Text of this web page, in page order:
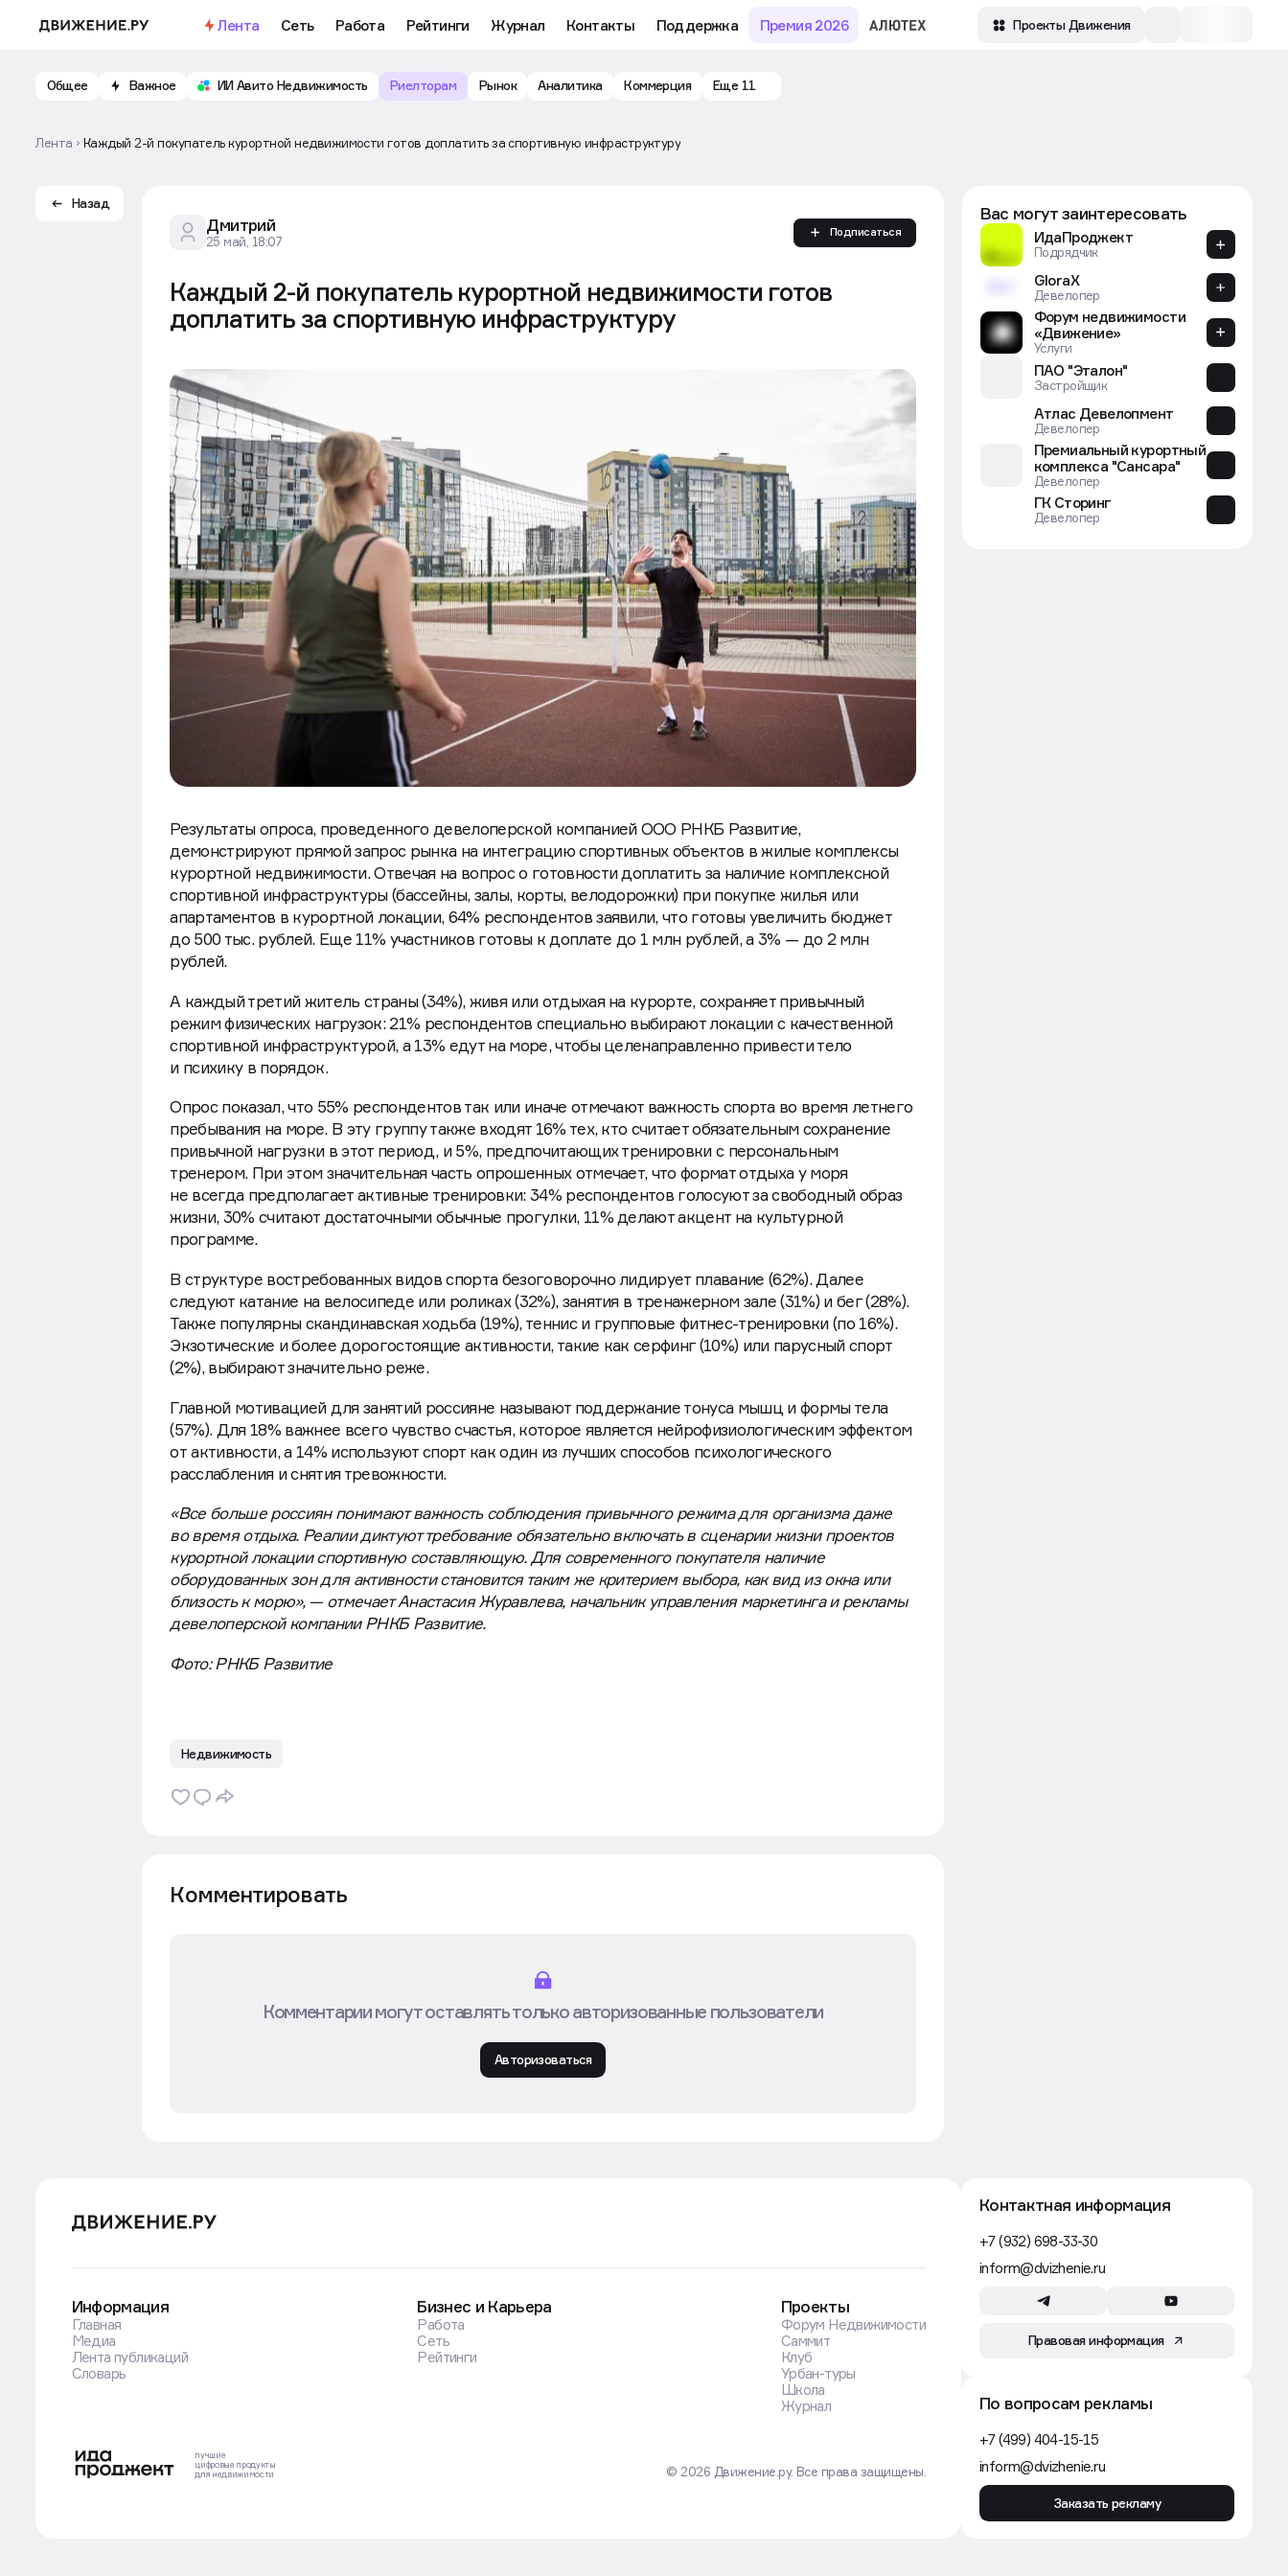
Важное Откройте доступ к бесплатному обучению и аналитике рынка в личном кабинете риелтора Зарегистрироваться
Лента Сеть Работа Рейтинги Журнал Контакты Поддержка Премия 2026 Проекты Движения
Общее Важное ИИ Авито Недвижимость Риелторам Рынок Аналитика Коммерция Еще 11
Лента Каждый 2-й покупатель курортной недвижимости готов доплатить за спортивную инфраструктуру
Назад
Дмитрий
25 май, 18:07
Подписаться
Каждый 2-й покупатель курортной недвижимости готов
доплатить за спортивную инфраструктуру
Результаты опроса, проведенного девелоперской компанией ООО РНКБ Развитие,
демонстрируют прямой запрос рынка на интеграцию спортивных объектов в жилые комплексы
курортной недвижимости. Отвечая на вопрос о готовности доплатить за наличие комплексной
спортивной инфраструктуры (бассейны, залы, корты, велодорожки) при покупке жилья или
апартаментов в курортной локации, 64% респондентов заявили, что готовы увеличить бюджет
до 500 тыс. рублей. Еще 11% участников готовы к доплате до 1 млн рублей, а 3% — до 2 млн
рублей.
А каждый третий житель страны (34%), живя или отдыхая на курорте, сохраняет привычный
режим физических нагрузок: 21% респондентов специально выбирают локации с качественной
спортивной инфраструктурой, а 13% едут на море, чтобы целенаправленно привести тело
и психику в порядок.
Опрос показал, что 55% респондентов так или иначе отмечают важность спорта во время летнего
пребывания на море. В эту группу также входят 16% тех, кто считает обязательным сохранение
привычной нагрузки в этот период, и 5%, предпочитающих тренировки с персональным
тренером. При этом значительная часть опрошенных отмечает, что формат отдыха у моря
не всегда предполагает активные тренировки: 34% респондентов голосуют за свободный образ
жизни, 30% считают достаточными обычные прогулки, 11% делают акцент на культурной
программе.
В структуре востребованных видов спорта безоговорочно лидирует плавание (62%). Далее
следуют катание на велосипеде или роликах (32%), занятия в тренажерном зале (31%) и бег (28%).
Также популярны скандинавская ходьба (19%), теннис и групповые фитнес-тренировки (по 16%).
Экзотические и более дорогостоящие активности, такие как серфинг (10%) или парусный спорт
(2%), выбирают значительно реже.
Главной мотивацией для занятий россияне называют поддержание тонуса мышц и формы тела
(57%). Для 18% важнее всего чувство счастья, которое является нейрофизиологическим эффектом
от активности, а 14% используют спорт как один из лучших способов психологического
расслабления и снятия тревожности.
«Все больше россиян понимают важность соблюдения привычного режима для организма даже
во время отдыха. Реалии диктуют требование обязательно включать в сценарии жизни проектов
курортной локации спортивную составляющую. Для современного покупателя наличие
оборудованных зон для активности становится таким же критерием выбора, как вид из окна или
близость к морю», — отмечает Анастасия Журавлева, начальник управления маркетинга и рекламы
девелоперской компании РНКБ Развитие.
Фото: РНКБ Развитие
Недвижимость
Комментировать
Комментарии могут оставлять только авторизованные пользователи
Авторизоваться
Вас могут заинтересовать
ИдаПроджект
Подрядчик
GloraX
Девелопер
Форум недвижимости
«Движение»
Услуги
ПАО "Эталон"
Застройщик
Атлас Девелопмент
Девелопер
Премиальный курортный
комплекса "Сансара"
Девелопер
ГК Сторинг
Девелопер
Информация
Главная
Медиа
Лента публикаций
Словарь
Бизнес и Карьера
Работа
Сеть
Рейтинги
Проекты
Форум Недвижимости
Саммит
Клуб
Урбан-туры
Школа
Журнал
лучшие
цифровые продукты
для недвижимости
© 2026 Движение.ру. Все права защищены.
Контактная информация
+7 (932) 698-33-30
inform@dvizhenie.ru
Правовая информация
По вопросам рекламы
+7 (499) 404-15-15
inform@dvizhenie.ru
Заказать рекламу